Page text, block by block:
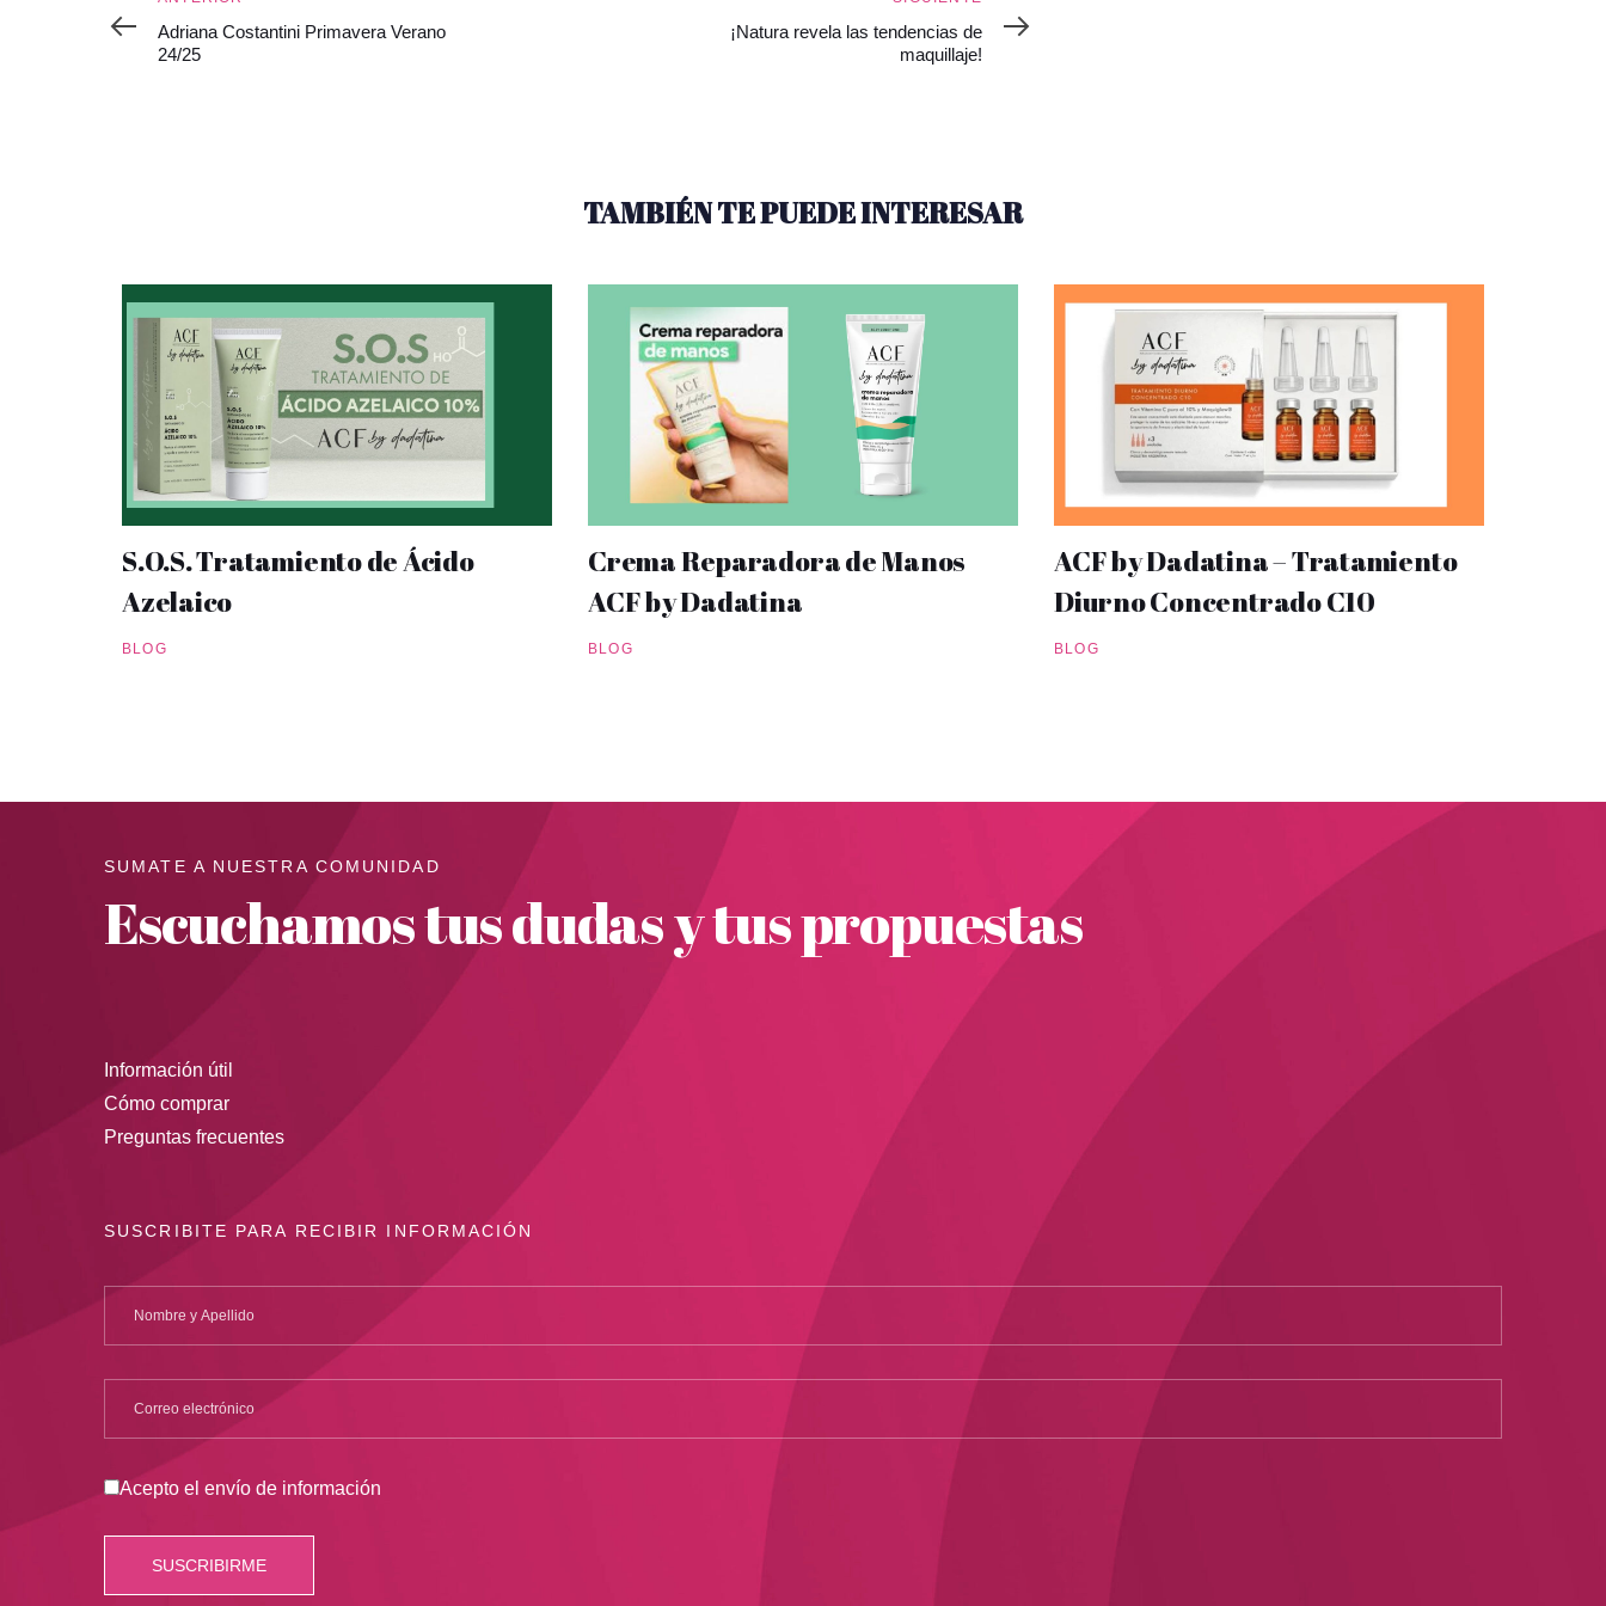
Adriana Costantini Primavera Verano
24/25
¡Natura revela las tendencias de
maquillaje!
TAMBIÉN TE PUEDE INTERESAR
S.O.S. Tratamiento de Ácido
Azelaico
BLOG
Crema Reparadora de Manos
ACF by Dadatina
BLOG
ACF by Dadatina – Tratamiento
Diurno Concentrado C10
BLOG
SUMATE A NUESTRA COMUNIDAD
Escuchamos tus dudas y tus propuestas
Información útil
Cómo comprar
Preguntas frecuentes
SUSCRIBITE PARA RECIBIR INFORMACIÓN
Acepto el envío de información